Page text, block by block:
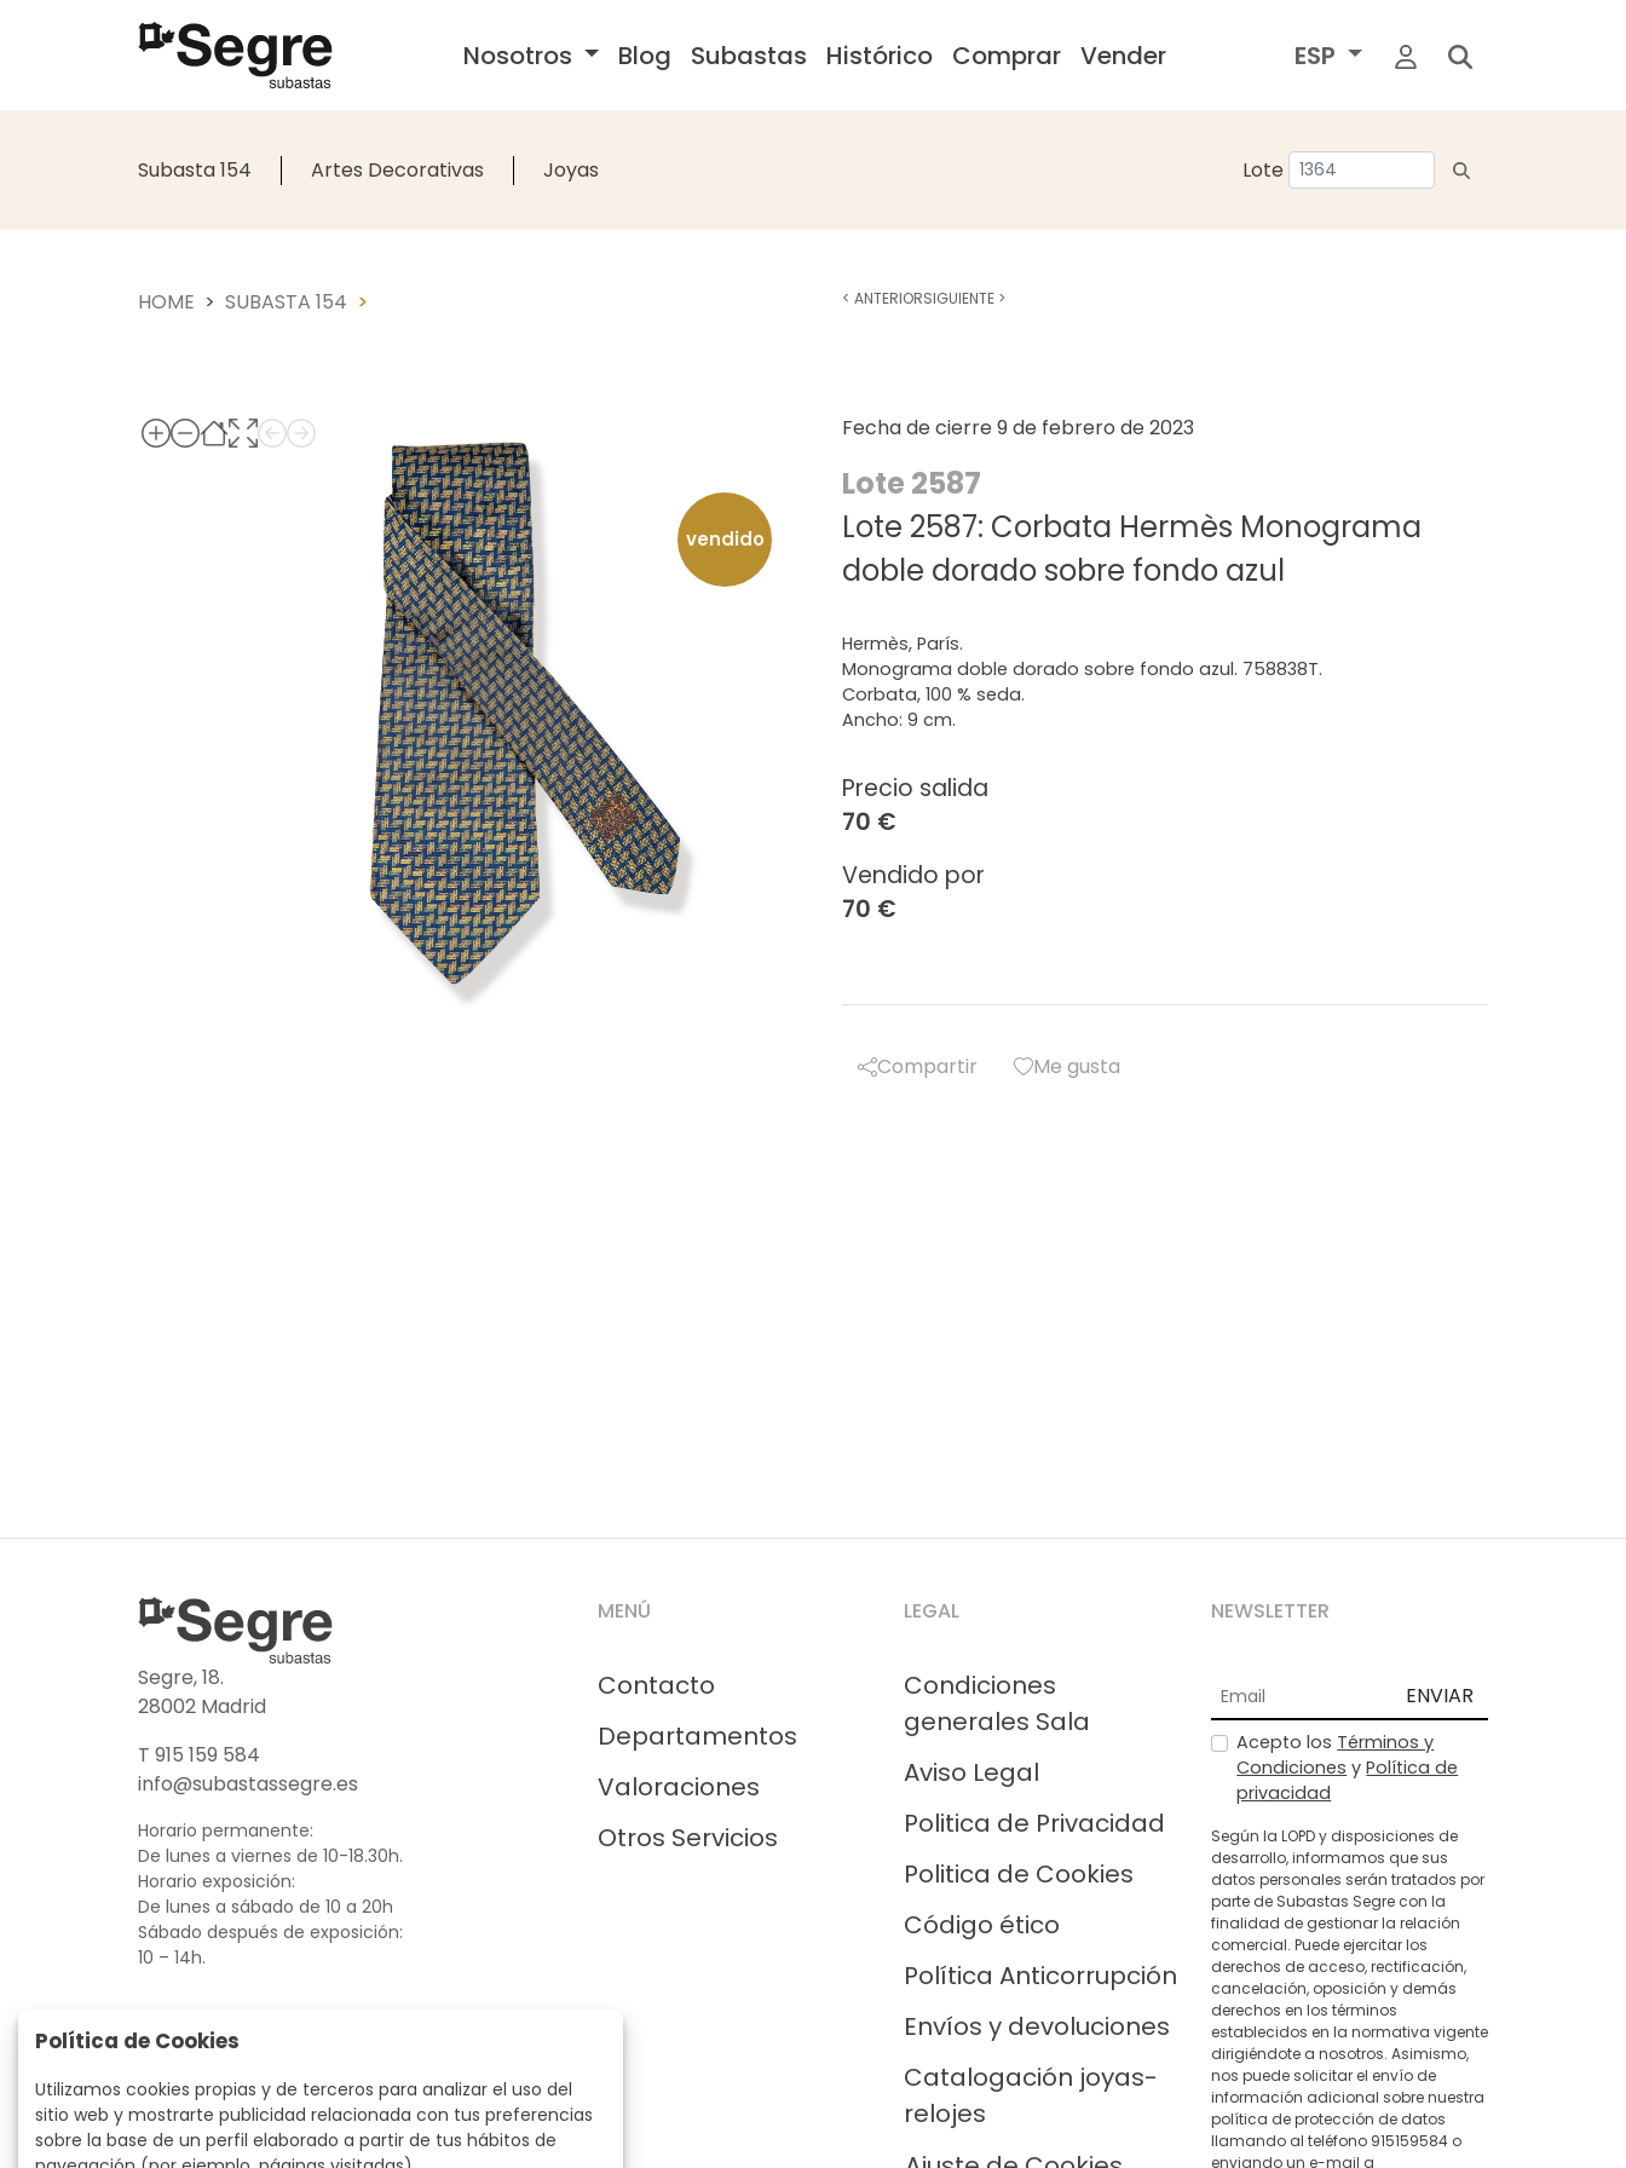
Nosotros Blog Subastas Histórico Comprar Vender ESP
Subasta 154 Artes Decorativas Joyas Lote
HOME SUBASTA 154
Fecha de cierre 9 de febrero de 2023
Lote 2587
Lote 2587: Corbata Hermès Monograma
doble dorado sobre fondo azul
vendido
Precio salida
70 €
Vendido por
70 €
Hermès, París.
Monograma doble dorado sobre fondo azul. 758838T.
Corbata, 100 % seda.
Ancho: 9 cm.
Compartir Me gusta
< ANTERIORSIGUIENTE >
Segre, 18.
28002 Madrid
T 915 159 584
info@subastassegre.es
Horario permanente:
De lunes a viernes de 10-18.30h.
Horario exposición:
De lunes a sábado de 10 a 20h
Sábado después de exposición:
10 – 14h.
MENÚ
Contacto
Departamentos
Valoraciones
Otros Servicios
LEGAL
Condiciones
generales Sala
Aviso Legal
Politica de Privacidad
Politica de Cookies
Código ético
Política Anticorrupción
Envíos y devoluciones
Catalogación joyas-
relojes
NEWSLETTER
ENVIAR
Acepto los Términos y
Condiciones yPolítica de
privacidad
Según la LOPD y disposiciones de
desarrollo, informamos que sus
datos personales serán tratados por
parte de Subastas Segre con la
finalidad de gestionar la relación
comercial. Puede ejercitar los
derechos de acceso, rectificación,
cancelación, oposición y demás
derechos en los términos
establecidos en la normativa vigente
dirigiéndote a nosotros. Asimismo,
nos puede solicitar el envío de
información adicional sobre nuestra
política de protección de datos
llamando al teléfono 915159584 o
enviando un e-mail a
Política de Cookies
Utilizamos cookies propias y de terceros para analizar el uso del
sitio web y mostrarte publicidad relacionada con tus preferencias
sobre la base de un perfil elaborado a partir de tus hábitos de